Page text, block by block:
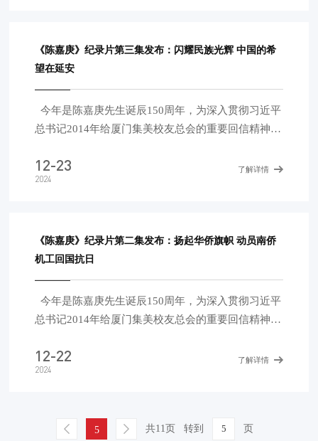
《陈嘉庚》纪录片第三集发布：闪耀民族光辉 中国的希
望在延安
今年是陈嘉庚先生诞辰150周年，为深入贯彻习近平
总书记2014年给厦门集美校友总会的重要回信精神，
大力量，中国侨联指导人民日报海外网拍摄制作了四
集纪录片《陈嘉庚》。第三集《民族光辉》讲述了陈
的进步事迹。
12-23
2024
了解详情
《陈嘉庚》纪录片第二集发布：扬起华侨旗帜 动员南侨
机工回国抗日
今年是陈嘉庚先生诞辰150周年，为深入贯彻习近平
总书记2014年给厦门集美校友总会的重要回信精神，
大力量，中国侨联委托人民日报海外网拍摄制作了四
集纪录片《陈嘉庚》。该片由中国侨联出品，集友银
量，为抗战筹措经费、动员南侨机工回国服务的爱国
12-22
2024
了解详情
5 共11页 转到 页